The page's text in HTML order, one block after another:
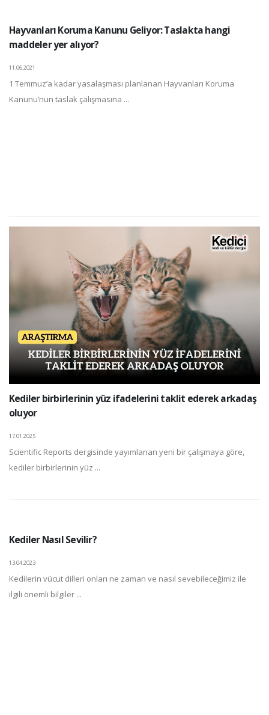
Hayvanları Koruma Kanunu Geliyor: Taslakta hangi
maddeler yer alıyor?
11.06.2021
1 Temmuz’a kadar yasalaşması planlanan Hayvanları Koruma
Kanunu’nun taslak çalışmasına ...
Kediler birbirlerinin yüz ifadelerini taklit ederek arkadaş
oluyor
17.01.2025
Scientific Reports dergisinde yayımlanan yeni bir çalışmaya göre,
kediler birbirlerinin yüz ...
Kediler Nasıl Sevilir?
13.04.2023
Kedilerin vücut dilleri onları ne zaman ve nasıl sevebileceğimiz ile
ilgili önemli bilgiler ...